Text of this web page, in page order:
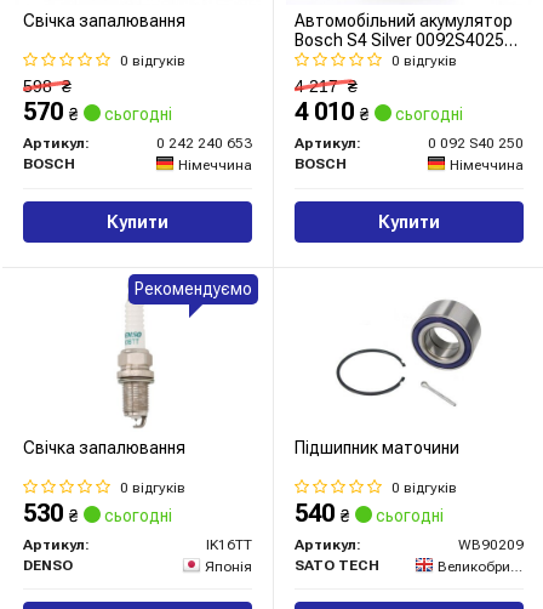
Свічка запалювання
0 відгуків
598₴
570 ₴ сьогодні
Артикул:
0 242 240 653
BOSCH
Німеччина
Купити
Автомобільний акумулятор
Bosch S4 Silver 0092S40250
60Ah 540A L+0 відгуків
4 217₴
4 010 ₴ сьогодні
Артикул:
0 092 S40 250
BOSCH
Німеччина
Купити
Свічка запалювання
0 відгуків
530 ₴ сьогодні
Артикул:
IK16TT
DENSO
Японія
Рекомендуємо
Підшипник маточини
0 відгуків
540 ₴ сьогодні
Артикул:
WB90209
SATO TECH
Великобританія